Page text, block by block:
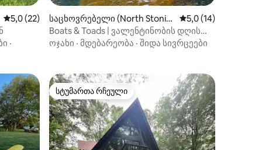
საშუალო შეფასებაა 5‑დან 5,0, 22 მიმოხილვა
5,0 (22)
·
საცხოვრებელი (North Stonin
gton)
საშუალო
5,0 (14)
Boats & Toads | ვალენტინობის დღის
ბანაკი უაიასაპ-ტეიკის ტბაზე
ოჯახი · მდებარეობა · შიდა სივრცეები
სტუმართა რჩეული
სტუმართა რჩეული